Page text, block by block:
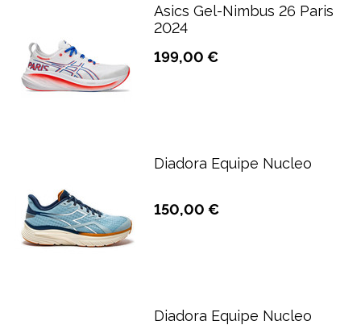
Asics Gel-Nimbus 26 Paris
2024
199,00 €
Diadora Equipe Nucleo
150,00 €
Diadora Equipe Nucleo